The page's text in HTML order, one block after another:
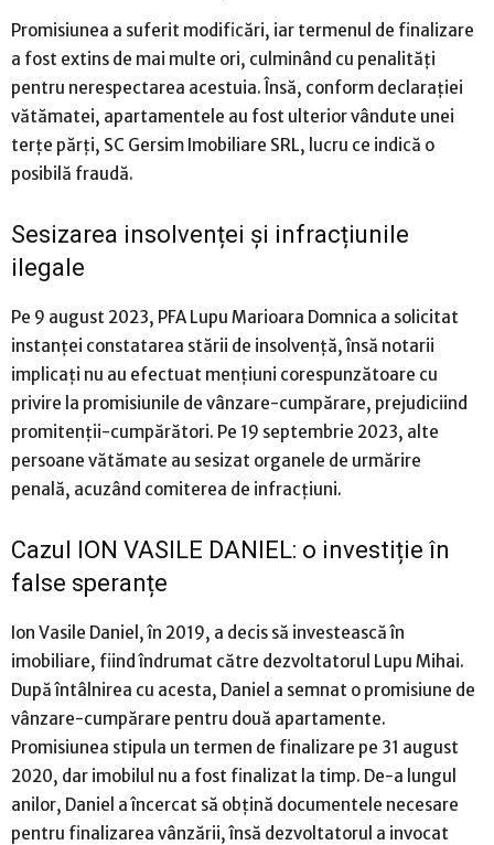
Promisiunea a suferit modificări, iar termenul de finalizare
a fost extins de mai multe ori, culminând cu penalități
pentru nerespectarea acestuia. Însă, conform declarației
vătămatei, apartamentele au fost ulterior vândute unei
terțe părți, SC Gersim Imobiliare SRL, lucru ce indică o
posibilă fraudă.
Sesizarea insolvenței și infracțiunile
ilegale
Pe 9 august 2023, PFA Lupu Marioara Domnica a solicitat
instanței constatarea stării de insolvență, însă notarii
implicați nu au efectuat mențiuni corespunzătoare cu
privire la promisiunile de vânzare-cumpărare, prejudiciind
promitenții-cumpărători. Pe 19 septembrie 2023, alte
persoane vătămate au sesizat organele de urmărire
penală, acuzând comiterea de infracțiuni.
Cazul ION VASILE DANIEL: o investiție în
false speranțe
Ion Vasile Daniel, în 2019, a decis să investească în
imobiliare, fiind îndrumat către dezvoltatorul Lupu Mihai.
După întâlnirea cu acesta, Daniel a semnat o promisiune de
vânzare-cumpărare pentru două apartamente.
Promisiunea stipula un termen de finalizare pe 31 august
2020, dar imobilul nu a fost finalizat la timp. De-a lungul
anilor, Daniel a încercat să obțină documentele necesare
pentru finalizarea vânzării, însă dezvoltatorul a invocat